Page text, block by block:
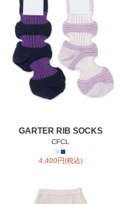
GARTER RIB SOCKS
CFCL
■■
4,400円(税込)